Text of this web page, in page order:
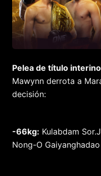
Pelea de título
Mawynn derrota a
decisión:
-66kg: Kulabdam
Nong-O